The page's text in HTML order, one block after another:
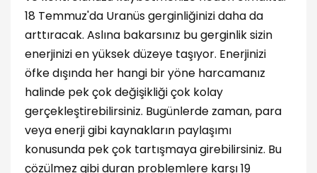
18 Temmuz'da Uranüs gerginliğinizi daha da
arttıracak. Aslına bakarsınız bu gerginlik sizin
enerjinizi en yüksek düzeye taşıyor. Enerjinizi
öfke dışında her hangi bir yöne harcamanız
halinde pek çok değişikliği çok kolay
gerçekleştirebilirsiniz. Bugünlerde zaman, para
veya enerji gibi kaynakların paylaşımı
konusunda pek çok tartışmaya girebilirsiniz. Bu
çözülmez gibi duran problemlere karşı 19